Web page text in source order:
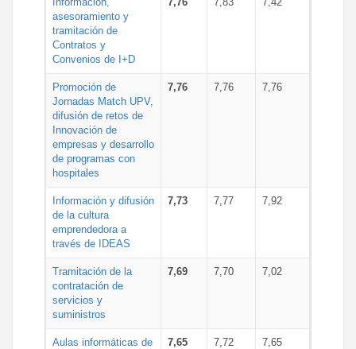
asesoramiento y
tramitación de
Contratos y
Convenios de I+D
Promoción de
Jornadas Match UPV,
difusión de retos de
Innovación de
empresas y desarrollo
de programas con
hospitales
7,76 7,76 7,76
Información y difusión
de la cultura
emprendedora a
través de IDEAS
7,73 7,77 7,92
Tramitación de la
contratación de
servicios y
suministros
7,69 7,70 7,02
Aulas informáticas de
7,65 7,72 7,65